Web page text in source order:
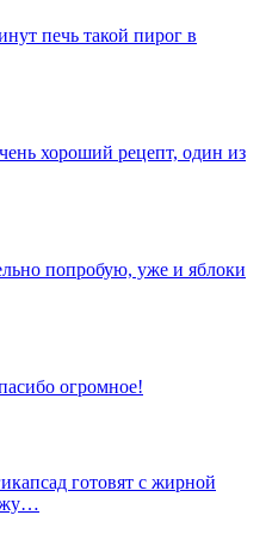
печь такой пирог в
хороший рецепт, один из
попробую, уже и яблоки
огромное!
готовят с жирной